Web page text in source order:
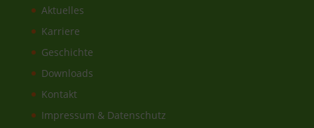
Aktuelles
Karriere
Geschichte
Downloads
Kontakt
Impressum & Datenschutz